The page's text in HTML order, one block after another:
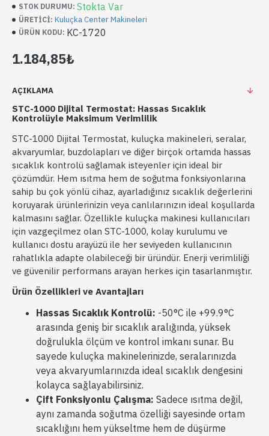
STOK DURUMU: Stokta Var
ÜRETICI: Kuluçka Center Makineleri
ÜRÜN KODU: KC-1720
1.184,85₺
AÇIKLAMA
STC-1000 Dijital Termostat: Hassas Sıcaklık
Kontrolüyle Maksimum Verimlilik
STC-1000 Dijital Termostat, kuluçka makineleri, seralar,
akvaryumlar, buzdolapları ve diğer birçok ortamda hassas
sıcaklık kontrolü sağlamak isteyenler için ideal bir
çözümdür. Hem ısıtma hem de soğutma fonksiyonlarına
sahip bu çok yönlü cihaz, ayarladığınız sıcaklık değerlerini
koruyarak ürünlerinizin veya canlılarınızın ideal koşullarda
kalmasını sağlar. Özellikle kuluçka makinesi kullanıcıları
için vazgeçilmez olan STC-1000, kolay kurulumu ve
kullanıcı dostu arayüzü ile her seviyeden kullanıcının
rahatlıkla adapte olabileceği bir üründür. Enerji verimliliği
ve güvenilir performans arayan herkes için tasarlanmıştır.
Ürün Özellikleri ve Avantajları
Hassas Sıcaklık Kontrolü: -50°C ile +99.9°C
arasında geniş bir sıcaklık aralığında, yüksek
doğrulukla ölçüm ve kontrol imkanı sunar. Bu
sayede kuluçka makinelerinizde, seralarınızda
veya akvaryumlarınızda ideal sıcaklık dengesini
kolayca sağlayabilirsiniz.
Çift Fonksiyonlu Çalışma: Sadece ısıtma değil,
aynı zamanda soğutma özelliği sayesinde ortam
sıcaklığını hem yükseltme hem de düşürme